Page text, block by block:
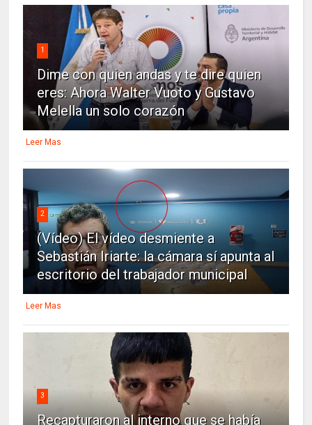
1
Dime con quien andas y te dire quien
eres: Ahora Walter Vuoto y Gustavo
Melella un solo corazón
Leer Mas
2
(Vídeo) El vídeo desmiente a
Sebastián Iriarte: la cámara sí apunta al
escritorio del trabajador municipal
Leer Mas
3
Recapturaron al interno que se había